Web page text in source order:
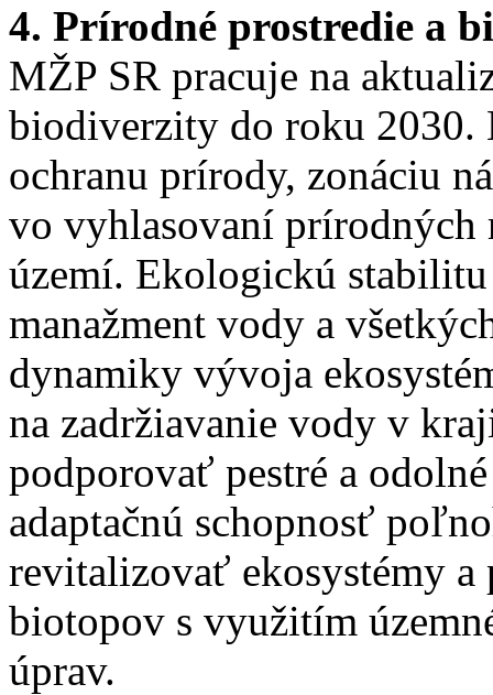
4. Prírodné prostredie a
MŽP SR pracuje na
biodiverzity do roku 2030.
ochranu prírody, zonáciu
vo vyhlasovaní prírodných
území. Ekologickú
manažment vody a
dynamiky vývoja
na zadržiavanie vody v
podporovať pestré a
adaptačnú schopnosť
revitalizovať ekosystémy
biotopov s využitím
úprav.